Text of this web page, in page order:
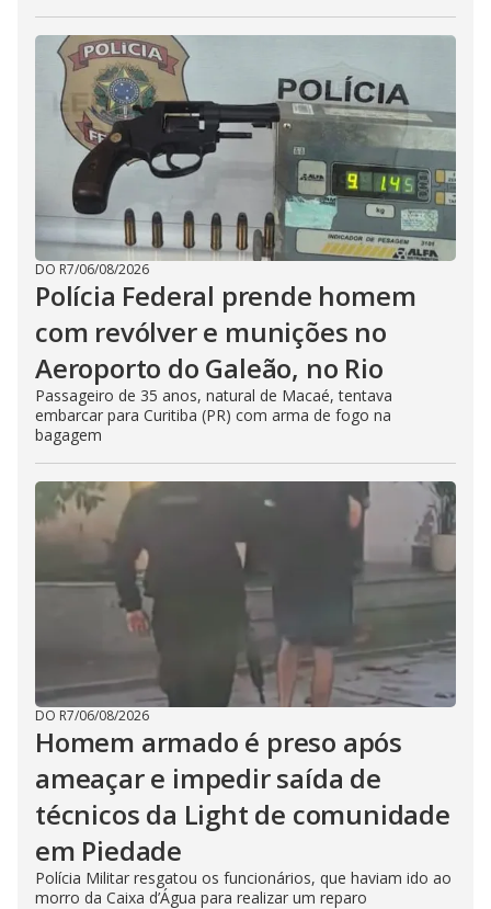
DO R7/06/08/2026
Polícia Federal prende homem
com revólver e munições no
Aeroporto do Galeão, no Rio
Passageiro de 35 anos, natural de Macaé, tentava
embarcar para Curitiba (PR) com arma de fogo na
bagagem
DO R7/06/08/2026
Homem armado é preso após
ameaçar e impedir saída de
técnicos da Light de comunidade
em Piedade
Polícia Militar resgatou os funcionários, que haviam ido ao
morro da Caixa d’Água para realizar um reparo